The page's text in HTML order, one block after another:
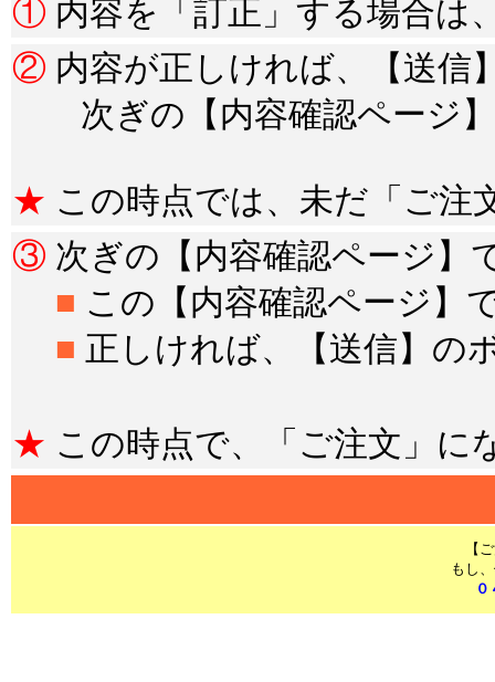
① 内容を「訂正」する場合は
② 内容が正しければ、【送信
次ぎの【内容確認ページ】
★ この時点では、未だ「ご注
③ 次ぎの【内容確認ページ】
■ この【内容確認ページ】
■ 正しければ、【送信】の
★ この時点で、「ご注文」に
【
もし
０